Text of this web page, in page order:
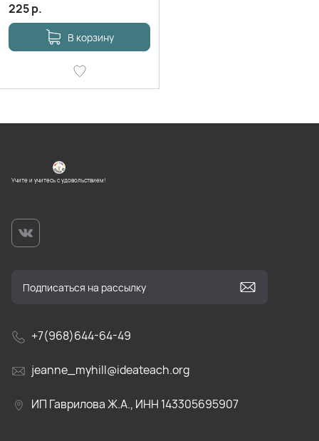
225р.
В корзину
Учите и учитесь с удовольствием!
+7(968)644-64-49
jeanne_myhill@ideateach.org
ИП Гаврилова Ж.А., ИНН 143305695907